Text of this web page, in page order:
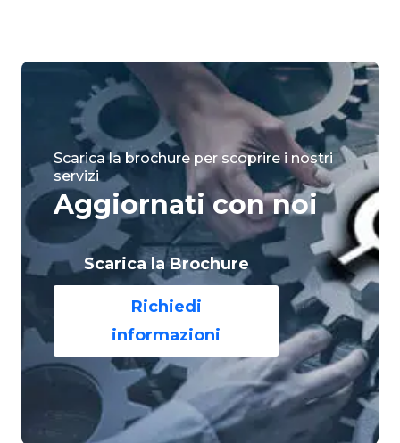
Scarica la brochure per scoprire i nostri
servizi
Aggiornati con noi
Scarica la Brochure
Richiedi
informazioni